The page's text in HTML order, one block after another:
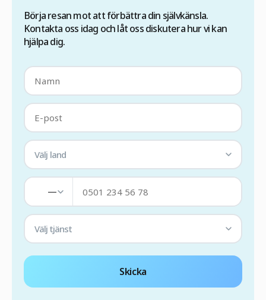
Börja resan mot att förbättra din självkänsla.
Kontakta oss idag och låt oss diskutera hur vi kan
hjälpa dig.
Välj land
—
Välj tjänst
Skicka